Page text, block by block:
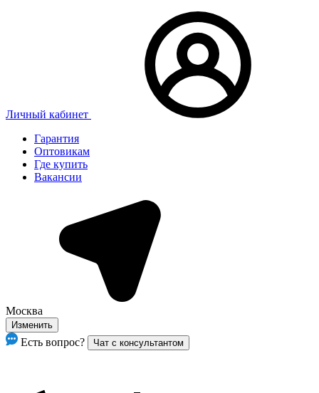
Личный кабинет
Гарантия
Оптовикам
Где купить
Вакансии
Москва
Изменить
Есть вопрос? Чат с консультантом